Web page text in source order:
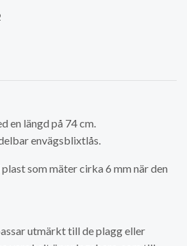
en längd på 74 cm.
envägsblixtlås.
som mäter cirka 6 mm när den
utmärkt till de plagg eller